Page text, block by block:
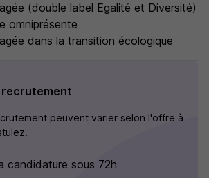
(double label Egalité et Diversité)
omniprésente
dans la transition écologique
recrutement
peuvent varier selon l'offre à
candidature sous 72h